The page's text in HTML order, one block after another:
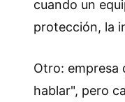
cuando un
protección, la
Otro: empresa
hablar", pero